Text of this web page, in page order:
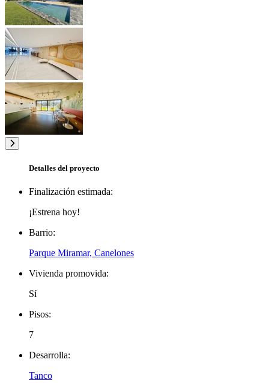
Detalles del proyecto
Finalización estimada:
¡Estrena hoy!
Barrio:
Parque Miramar, Canelones
Vivienda promovida:
Sí
Pisos:
7
Desarrolla:
Tanco